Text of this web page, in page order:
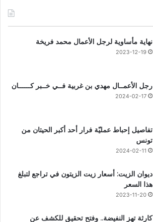
نهاية مأساوية لرجل الأعمال محمد فريخة
2023-12-19
رجل الأعمــال مهدي بن غربية فــي خــبر كــــــان
2024-02-17
تفاصيل إحباط عمليّة فرار أحد أكبر الحيتان من
تونس
2024-02-11
ديوان الزيت: أسعار زيت الزيتون في تراجع لتبلغ
هذا السعر
2023-11-20
كارثة تهز النفيضة.. وفتح تحقيق للكشف عن